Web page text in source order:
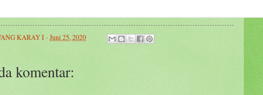
KARAY I- Juni 25, 2020
komentar: